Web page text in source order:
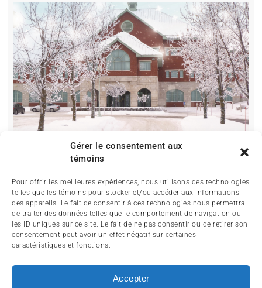
Gérer le consentement aux
témoins
Pour offrir les meilleures expériences, nous utilisons des technologies
telles que les témoins pour stocker et/ou accéder aux informations
des appareils. Le fait de consentir à ces technologies nous permettra
de traiter des données telles que le comportement de navigation ou
les ID uniques sur ce site. Le fait de ne pas consentir ou de retirer son
consentement peut avoir un effet négatif sur certaines
caractéristiques et fonctions.
Accepter
SERVICES ET TOURISME